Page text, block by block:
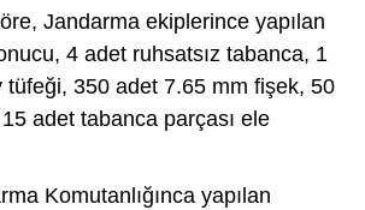
Jandarma ekiplerince yapılan
4 adet ruhsatsız tabanca, 1
tüfeği, 350 adet 7.65 mm fişek, 50
adet tabanca parçası ele
Komutanlığınca yapılan